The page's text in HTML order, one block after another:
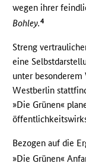
wegen ihrer
Bohley.4
Streng
eine
unter besonderem
Westberlin
»Die Grünen«
Bezogen auf die
»Die Grünen«